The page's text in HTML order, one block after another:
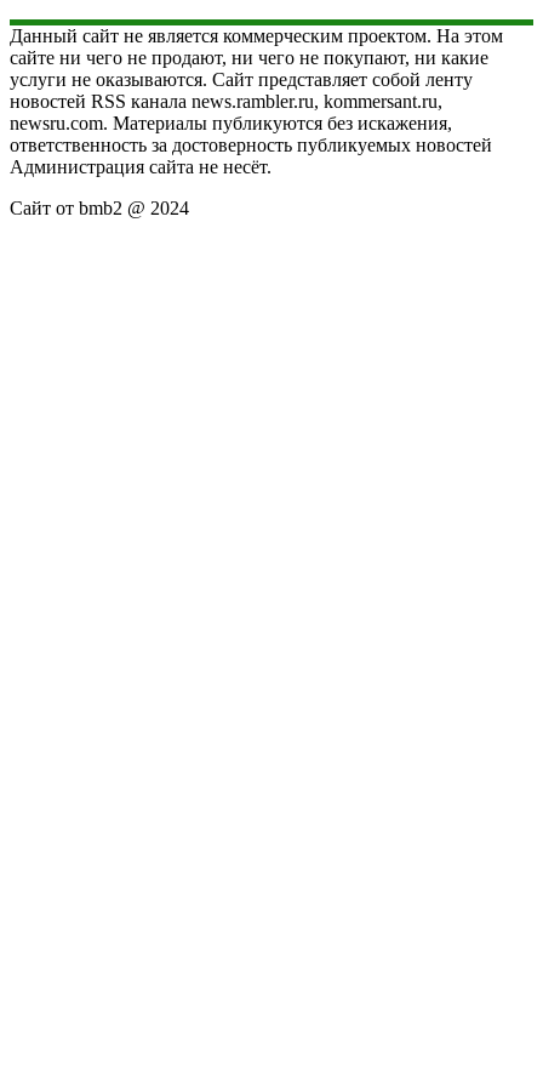
Данный сайт не является коммерческим проектом. На этом
сайте ни чего не продают, ни чего не покупают, ни какие
услуги не оказываются. Сайт представляет собой ленту
новостей RSS канала news.rambler.ru, kommersant.ru,
newsru.com. Материалы публикуются без искажения,
ответственность за достоверность публикуемых новостей
Администрация сайта не несёт.
Сайт от bmb2 @ 2024